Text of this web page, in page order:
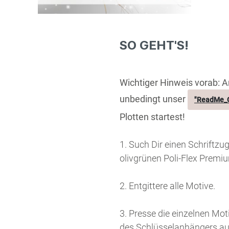
SO GEHT'S!
Wichtiger Hinweis vorab:
unbedingt unser
Plotten startest!
1. Such Dir einen
olivgrünen Poli-Flex
2. Entgittere alle Motive.
3. Presse die einzelnen